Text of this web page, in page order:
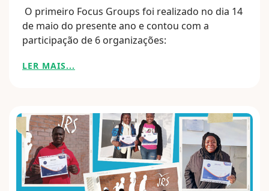
O primeiro Focus Groups foi realizado no dia 14
de maio do presente ano e contou com a
participação de 6 organizações:
LER MAIS...